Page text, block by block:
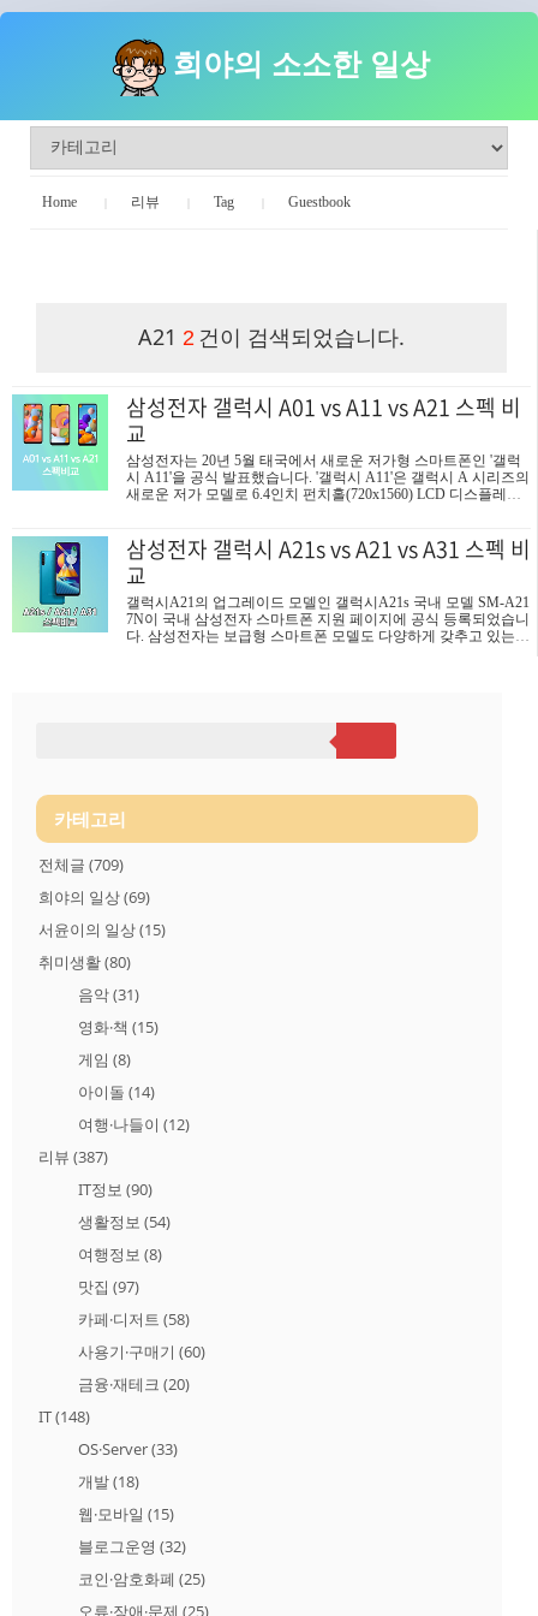
희야의 소소한 일상
Home 리뷰 Tag Guestbook
A21 2 건이 검색되었습니다.
삼성전자 갤럭시 A01 vs A11 vs A21 스펙 비
교
삼성전자는 20년 5월 태국에서 새로운 저가형 스마트폰인 '갤럭
시 A11'을 공식 발표했습니다. '갤럭시 A11'은 갤럭시 A 시리즈의
새로운 저가 모델로 6.4인치 펀치홀(720x1560) LCD 디스플레이
하였으며, 1.8GHz 옥타 코어 프로세서, 2GB/3GB 램, 32GB 스토
리지, 4000mAh 배터리가 탑재됐습니다. 지문인식 스캐너는 후면
에 제공하고 있습니다. 오늘 포스팅에서는 새로운 갤럭시 A11 모
델과 다른 저가 모델인 A01과 A21의 사양을 비교해 보았습니다.
삼성전자 갤럭시 A01 vs A11..
삼성전자 갤럭시 A21s vs A21 vs A31 스펙 비
교
갤럭시A21의 업그레이드 모델인 갤럭시A21s 국내 모델 SM-A21
7N이 국내 삼성전자 스마트폰 지원 페이지에 공식 등록되었습니
다. 삼성전자는 보급형 스마트폰 모델도 다양하게 갖추고 있는데
기종인 A31 모델 스펙과 비교해 보았습니다. 아래 표에서 성능을
가늠해보세요 삼성전자 갤럭시 A21s vs A21 vs A31 사양 비교표
갤럭시 A21s 갤럭시 A21 갤럭시 A31 모델명 SM-A217N SM-A21
카테고리
전체글 (709)
희야의 일상(69)
서윤이의 일상(15)
취미생활(80)
음악(31)
영화·책 (15)
게임 (8)
아이돌 (14)
여행·나들이 (12)
리뷰 (387)
IT정보 (90)
생활정보 (54)
여행정보 (8)
맛집 (97)
카페·디저트 (58)
사용기·구매기 (60)
금융·재테크 (20)
IT(148)
OS·Server(33)
개발(18)
웹·모바일 (15)
블로그운영 (32)
코인·암호화폐 (25)
오류·장애·문제 (25)